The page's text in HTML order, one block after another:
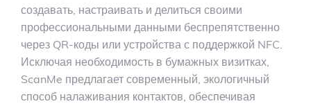
создавать, настраивать и делиться своими
профессиональными данными беспрепятственно
через QR-коды или устройства с поддержкой NFC.
Исключая необходимость в бумажных визитках,
ScanMe предлагает современный, экологичный
способ налаживания контактов, обеспечивая